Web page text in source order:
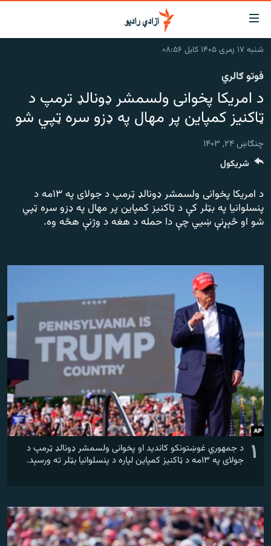
د
لاسرسۍ
وړ
لېنکونه
اصلي
متن
ته
ورتلل
اصلي
مېنو
ته
لټون
پاڼې
راپورونه
افغانستان
سیمه
منځنی ختیځ
نړۍ
خبرونه
افغانستان
نړۍ
د خپرونو جدول
مرکې
اونیزې خپرونې
انځوریزه برخه
ورزش
دري پاڼه
Azadi English
راسره ملګري شئ
د ازادې اروپا/ ازادي راډيو ټولې پاڼې
شنبه ۱۷ زمری ۱۴۰۵ کابل ۰۸:۵۶
فوتو ګالري
د امریکا پخوانی ولسمشر ډونالډ ترمپ د
ټاکنیز کمپاین پر مهال په ډزو سره ټپي شو
چنګاښ ۲۴, ۱۴۰۳
د امریکا پخوانی ولسمشر ډونالډ ټرمپ د جولای په ۱۳مه د
پنسلوانیا په بټلر کې د ټاکنیز کمپاین پر مهال په ډزو سره ټپي
شو او څېړنې ښيي چې دا حمله د هغه د وژنې هڅه وه.
۱ د جمهوري غوښتونکو کاندید او پخوانی ولسمشر ډونالډ ټرمپ د
جولای په ۱۳مه د ټاکنیز کمپاین لپاره د پنسلوانیا بټلر ته ورسېد.
شريکول